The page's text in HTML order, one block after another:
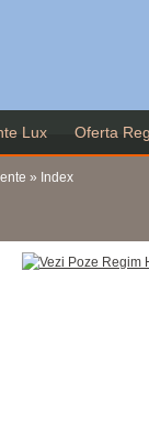
Lux Oferta
» Index